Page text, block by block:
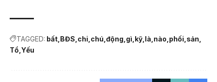
TAGGED: bất BĐS chi chú động gì kỹ là nào phối sản
Tổ Yếu